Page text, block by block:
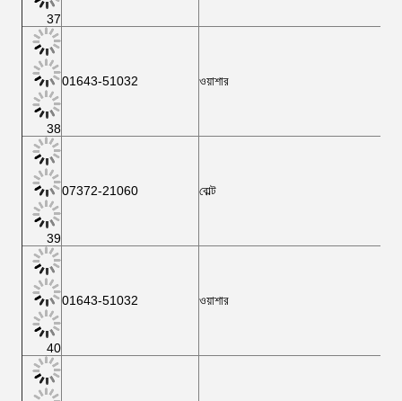
37
38
01643-51032 ওয়াশার
39
07372-21060 বোল্ট
40
01643-51032 ওয়াশার